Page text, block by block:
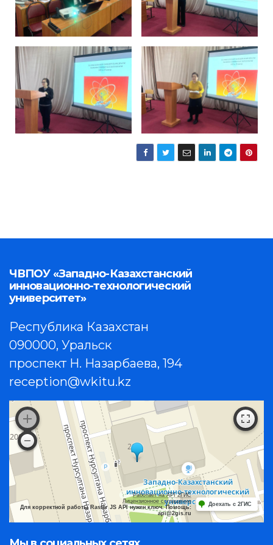
ЧВПОУ «Западно-Казахстанский
инновационно-технологический
университет»
Республика Казахстан
090000, Уральск
проспект Н. Назарбаева, 194
reception@wkitu.kz
Работает на API 2ГИС
Лицензионное соглашение
Для корректной работы Raster JS API нужен ключ. Помощь:
api@2gis.ru
Доехать с 2ГИС